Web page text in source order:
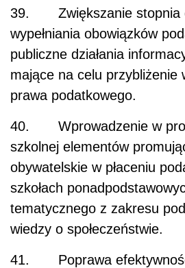
39. Zwiększanie stopnia
wypełniania obowiązków
publiczne działania
mające na celu przybliżenie
prawa podatkowego.
40. Wprowadzenie w
szkolnej elementów
obywatelskie w płaceniu
szkołach
tematycznego z zakresu
wiedzy o społeczeństwie.
41. Poprawa